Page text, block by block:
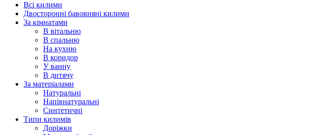
Всі килими
Двосторонні бавовняні килими
За кімнатами
В вітальню
В спальню
На кухню
В коридор
У ванну
В дитячу
За матеріалами
Натуральні
Напівнатуральні
Синтетичні
Типи килимів
Доріжки